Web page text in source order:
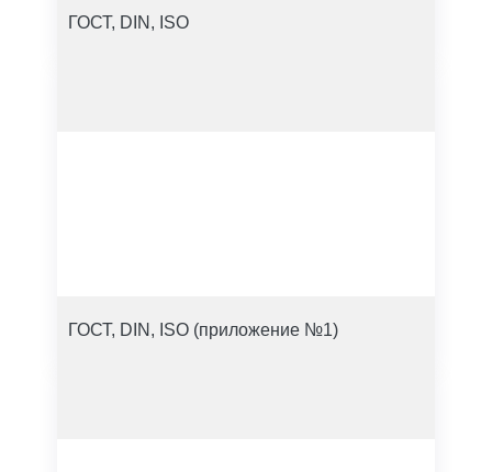
ГОСТ, DIN, ISO
ГОСТ, DIN, ISO (приложение №1)